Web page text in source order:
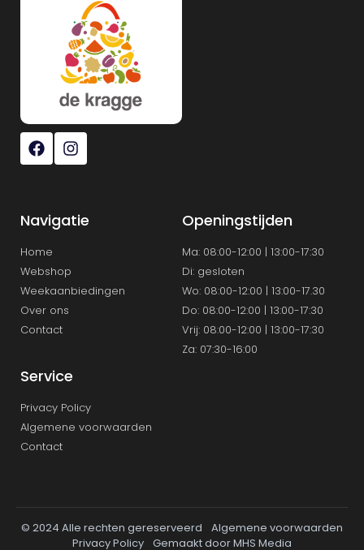
Navigatie
Home
Webshop
Weekaanbiedingen
Over ons
Contact
Openingstijden
Ma: 08:00-12:00 | 13:00-17:30
Di: gesloten
Wo: 08:00-12:00 | 13:00-17.30
Do: 08:00-12:00 | 13:00-17:30
Vrij: 08:00-12:00 | 13:00-17:30
Za: 07:30-16:00
Service
Privacy Policy
Algemene voorwaarden
Contact
© 2024 Alle rechten gereserveerd
Algemene voorwaarden
Privacy Policy Gemaakt door MHS Media